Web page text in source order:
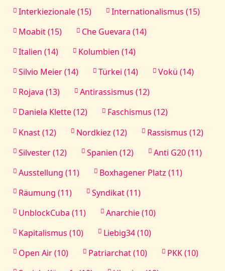
Interkiezionale (15)
Internationalismus (15)
Moabit (15)
Che Guevara (14)
Italien (14)
Kolumbien (14)
Silvio Meier (14)
Türkei (14)
Vokü (14)
Rojava (13)
Antirassismus (12)
Daniela Klette (12)
Faschismus (12)
Knast (12)
Nordkiez (12)
Rassismus (12)
Silvester (12)
Spanien (12)
Anti G20 (11)
Ausstellung (11)
Boxhagener Platz (11)
Räumung (11)
Syndikat (11)
UnblockCuba (11)
Anarchie (10)
Kapitalismus (10)
Liebig34 (10)
Open Air (10)
Patriarchat (10)
PKK (10)